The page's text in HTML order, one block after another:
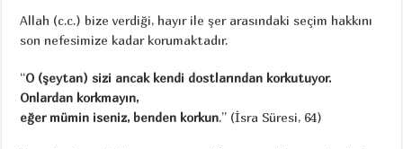
Allah (c.c.) bize verdiği, hayır ile şer arasındaki seçim hakkını
son nefesimize kadar korumaktadır.
“O (şeytan) sizi ancak kendi dostlarından korkutuyor.
Onlardan korkmayın,
eğer mümin iseniz, benden korkun.” (İsra Süresi, 64)